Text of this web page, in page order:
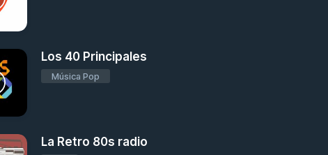
Los 40 Principales
Música Pop
La Retro 80s radio